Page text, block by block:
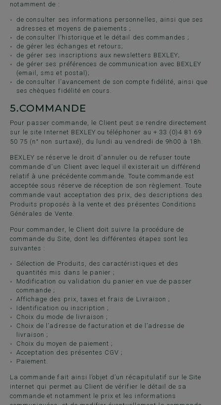
notamment de :
de consulter ses informations personnelles, ainsi que ses
adresses et moyens de paiements ;
de consulter l’historique et le détail des commandes ;
de gérer les échanges et retours;
de gérer ses inscriptions aux newsletters BEXLEY;
de gérer ses préférences de communication avec BEXLEY
(email, sms et postal);
de consulter l’avancement de son compte fidélité, ainsi que
ses chèques fidélité en cours.
5.COMMANDE
Pour passer commande, le Client peut se rendre directement
sur le site Internet BEXLEY ou téléphoner au + 33 (0)4 81 69
50 75 (n° non surtaxé), du lundi au vendredi de 9h00 à 18h.
BEXLEY se réserve le droit d'annuler ou de refuser toute
commande d'un Client avec lequel il existerait un différend
relatif à une précédente commande. Toute commande est
acceptée sous réserve de réception de son règlement. Toute
commande vaut acceptation des prix, des descriptions des
Produits proposés à la vente et des présentes Conditions
Générales de Vente.
Pour commander, le Client doit suivre la procédure de
commande du Site, dont les différentes étapes sont les
suivantes :
Sélection de Produits, des caractéristiques et des
quantités mis dans le panier ;
Modification ou validation du panier en vue de passer
commande ;
Affichage des prix, taxes et frais de Livraison ;
Identification ou inscription ;
Choix du mode de livraison ;
Choix de l’adresse de facturation et de l’adresse de
livraison ;
Choix du moyen de paiement ;
Acceptation des présentes CGV ;
Paiement.
La commande fait ainsi l’objet d’un récapitulatif sur le Site
internet qui permet au Client de vérifier le détail de sa
commande et notamment le prix et les informations